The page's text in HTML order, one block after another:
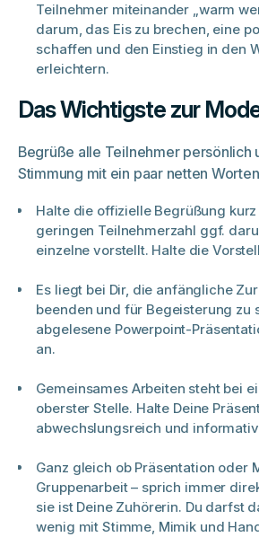
Teilnehmer miteinander „warm
darum, das Eis zu brechen, eine
schaffen und den Einstieg in den
erleichtern.
Das Wichtigste zur
Begrüße alle Teilnehmer persönlich
Stimmung mit ein paar netten
Halte die offizielle Begrüßung
geringen Teilnehmerzahl ggf.
einzelne vorstellt. Halte die
Es liegt bei Dir, die anfängliche
beenden und für Begeisterung zu
abgelesene Powerpoint-
an.
Gemeinsames Arbeiten steht bei
oberster Stelle. Halte Deine
abwechslungsreich und
Ganz gleich ob Präsentation oder
Gruppenarbeit – sprich immer
sie ist Deine Zuhörerin. Du darfst
wenig mit Stimme, Mimik und